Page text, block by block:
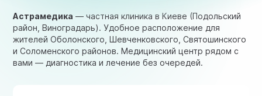
Астрамедика — частная клиника в Киеве (Подольский
район, Виноградарь). Удобное расположение для
жителей Оболонского, Шевченковского, Святошинского
и Соломенского районов. Медицинский центр рядом с
вами — диагностика и лечение без очередей.